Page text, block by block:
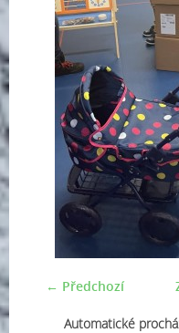
← Předchozí
Automatické